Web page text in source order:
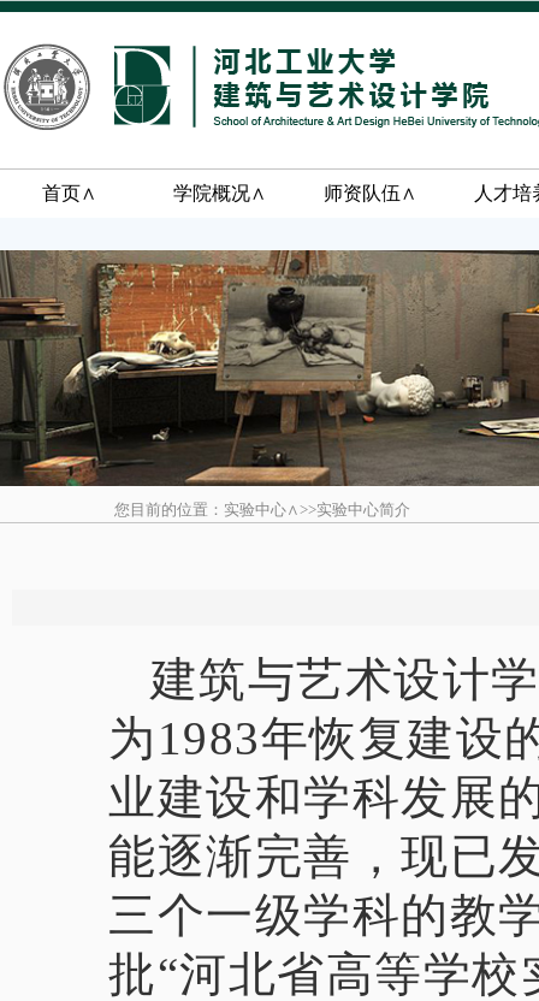
首页∧ 学院概况∧ 师资队伍∧ 人才
您目前的位置：实验中心∧>>实验中心简介
建筑与艺术设计
为1983年恢复建设
业建设和学科发展
能逐渐完善，现已
三个一级学科的教
批“河北省高等学